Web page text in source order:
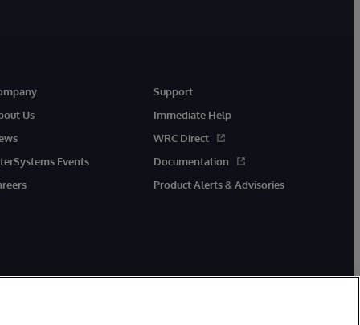
Us
Events
Support
Immediate Help
WRC Direct
Documentation
Product Alerts & Advisories